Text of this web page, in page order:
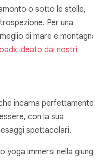
o sotto le stelle,
Per una
di mare e
ideato dai nostri
incarna perfettamente
con la sua
spettacolari.
yoga immersi nella